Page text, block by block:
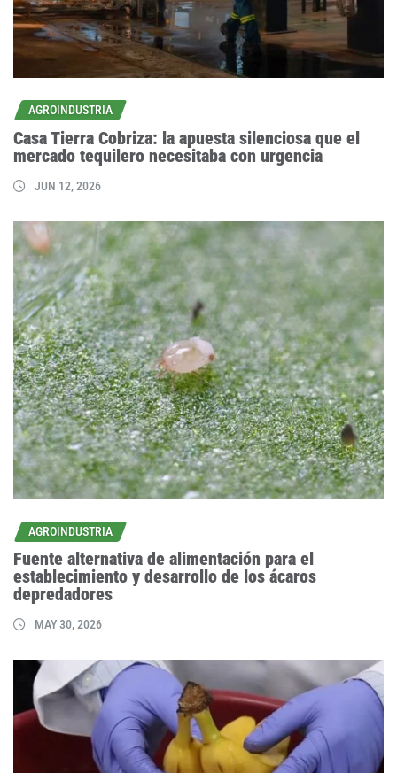
AGROINDUSTRIA
Casa Tierra Cobriza: la apuesta silenciosa que el
mercado tequilero necesitaba con urgencia
JUN 12, 2026
AGROINDUSTRIA
Fuente alternativa de alimentación para el
establecimiento y desarrollo de los ácaros
depredadores
MAY 30, 2026